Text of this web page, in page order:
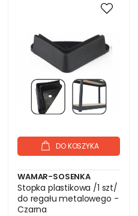
DO KOSZYKA
WAMAR-SOSENKA
Stopka plastikowa /1 szt/
do regału metalowego -
Czarna